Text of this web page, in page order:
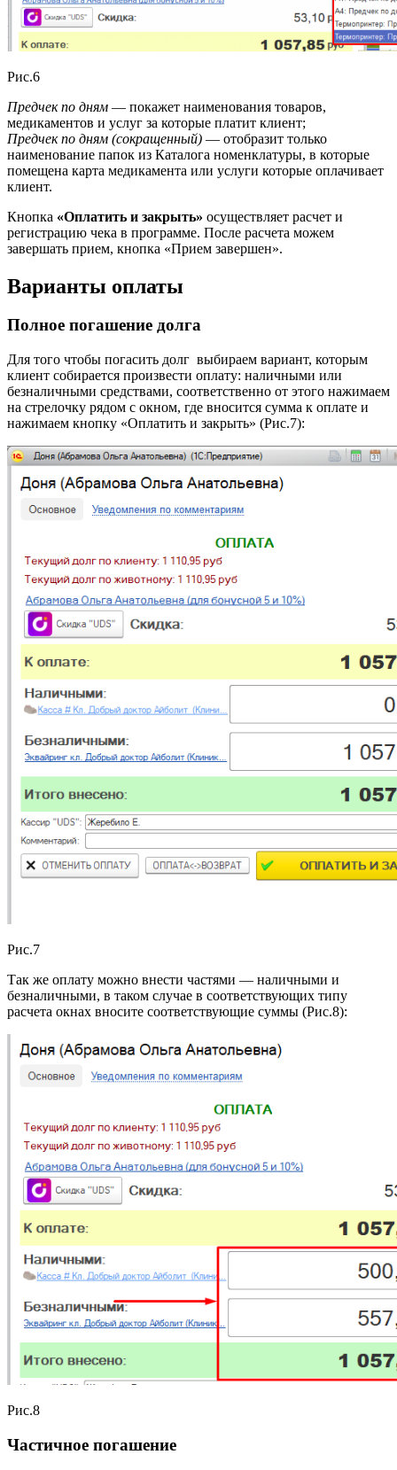
Рис.6
Предчек по дням — покажет наименования товаров,
медикаментов и услуг за которые платит клиент;
Предчек по дням (сокращенный) — отобразит только
наименование папок из Каталога номенклатуры, в которые
помещена карта медикамента или услуги которые оплачивает
клиент.
Кнопка «Оплатить и закрыть» осуществляет расчет и
регистрацию чека в программе. После расчета можем
завершать прием, кнопка «Прием завершен».
Варианты оплаты
Полное погашение долга
Для того чтобы погасить долг выбираем вариант, которым
клиент собирается произвести оплату: наличными или
безналичными средствами, соответственно от этого нажимаем
на стрелочку рядом с окном, где вносится сумма к оплате и
нажимаем кнопку «Оплатить и закрыть» (Рис.7):
Рис.7
Так же оплату можно внести частями — наличными и
безналичными, в таком случае в соответствующих типу
расчета окнах вносите соответствующие суммы (Рис.8):
Рис.8
Частичное погашение